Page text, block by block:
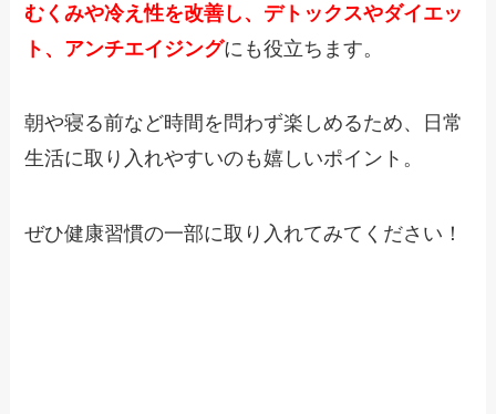
むくみや冷え性を改善し、デトックスやダイエッ
ト、アンチエイジングにも役立ちます。
朝や寝る前など時間を問わず楽しめるため、日常
生活に取り入れやすいのも嬉しいポイント。
ぜひ健康習慣の一部に取り入れてみてください！